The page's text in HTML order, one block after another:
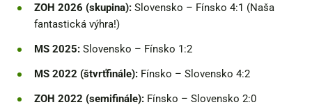
ZOH 2026 (skupina): Slovensko – Fínsko 4:1 (Naša
fantastická výhra!)
MS 2025: Slovensko – Fínsko 1:2
MS 2022 (štvrťfinále): Fínsko – Slovensko 4:2
ZOH 2022 (semifinále): Fínsko – Slovensko 2:0